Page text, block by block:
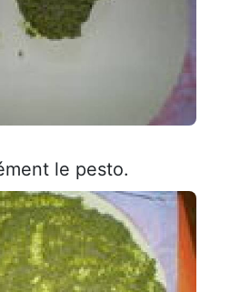
le pesto.